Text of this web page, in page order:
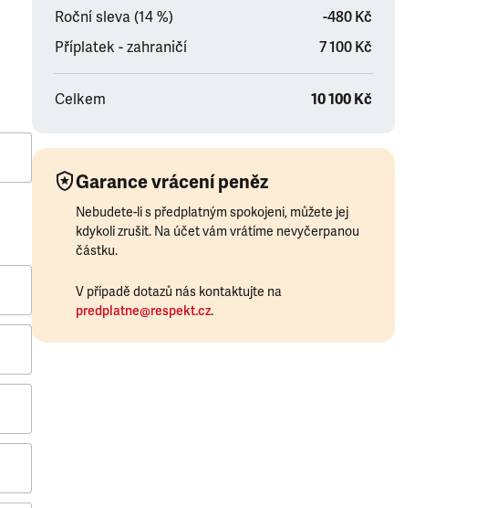
Roční sleva (14 %)
-480 Kč
Příplatek - zahraničí
7 100 Kč
Celkem 10 100 Kč
Garance vrácení peněz
Nebudete-li s předplatným spokojeni, můžete jej
kdykoli zrušit. Na účet vám vrátíme nevyčerpanou
částku.
V případě dotazů nás kontaktujte na
predplatne@respekt.cz.